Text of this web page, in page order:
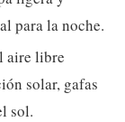
para la noche.
aire libre
solar, gafas
sol.